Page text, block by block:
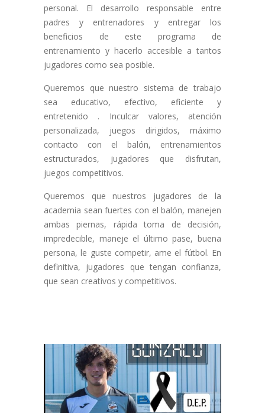
personal. El desarrollo responsable entre
padres y entrenadores y entregar los
beneficios de este programa de
entrenamiento y hacerlo accesible a tantos
jugadores como sea posible.
Queremos que nuestro sistema de trabajo
sea educativo, efectivo, eficiente y
entretenido . Inculcar valores, atención
personalizada, juegos dirigidos, máximo
contacto con el balón, entrenamientos
estructurados, jugadores que disfrutan,
juegos competitivos.
Queremos que nuestros jugadores de la
academia sean fuertes con el balón, manejen
ambas piernas, rápida toma de decisión,
impredecible, maneje el último pase, buena
persona, le guste competir, ame el fútbol. En
definitiva, jugadores que tengan confianza,
que sean creativos y competitivos.